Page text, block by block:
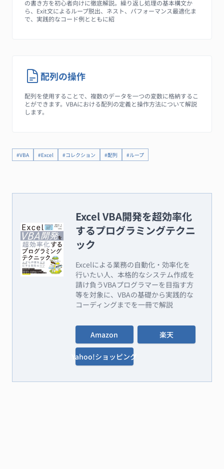
の書き方を初心者向けに徹底解説。繰り返し処理の基本構文か
ら、Exit文によるループ脱出、ネスト、パフォーマンス最適化ま
で、実践的なコード例とともに紹
配列の操作
配列を使用することで、複数のデータを一つの変数に格納するこ
とができます。VBAにおける配列の定義と操作方法について解説
します。
#VBA #Excel #コレクション #配列 #ループ
Excel VBA開発を超効率化
するプログラミングテクニ
ック
Excelによる業務の自動化・効率化を
行いたい人、本格的なシステム作成を
請け負うVBAプログラマーを目指す方
等を対象に、VBAの基礎から実践的な
コーディングまでを一冊で解説
Amazon 楽天
Yahoo!ショッピング